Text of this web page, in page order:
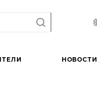
НОВОСТИ